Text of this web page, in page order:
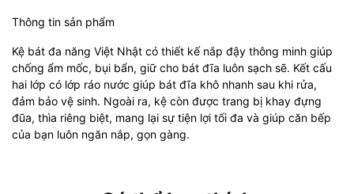
Thông tin sản phẩm
Kệ bát đa năng Việt Nhật có thiết kế nắp đậy thông minh giúp
chống ẩm mốc, bụi bẩn, giữ cho bát đĩa luôn sạch sẽ. Kết cấu
hai lớp có lớp ráo nước giúp bát đĩa khô nhanh sau khi rửa,
đảm bảo vệ sinh. Ngoài ra, kệ còn được trang bị khay đựng
đũa, thìa riêng biệt, mang lại sự tiện lợi tối đa và giúp căn bếp
của bạn luôn ngăn nắp, gọn gàng.